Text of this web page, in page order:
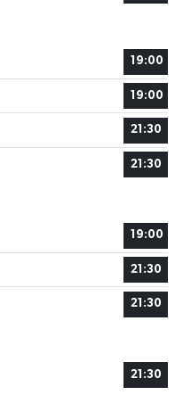
19:00
19:00
21:30
21:30
19:00
21:30
21:30
21:30